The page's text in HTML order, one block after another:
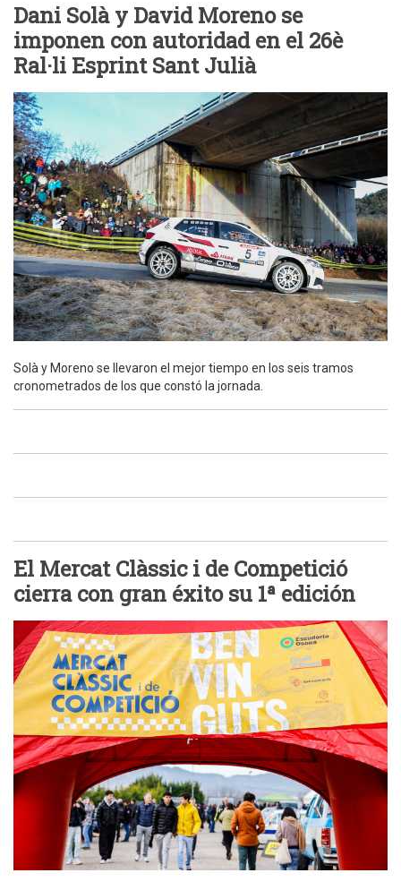
Dani Solà y David Moreno se
imponen con autoridad en el 26è
Ral·li Esprint Sant Julià
Solà y Moreno se llevaron el mejor tiempo en los seis tramos
cronometrados de los que constó la jornada.
El Mercat Clàssic i de Competició
cierra con gran éxito su 1ª edición